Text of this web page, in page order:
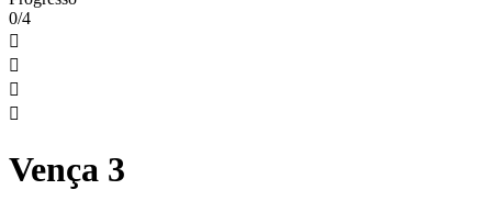
0/4




Vença 3